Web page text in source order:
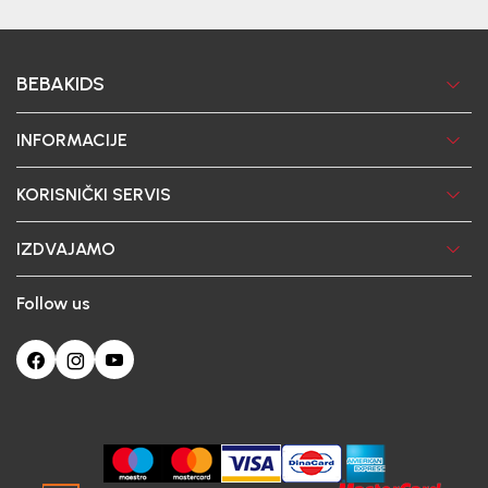
BEBAKIDS
INFORMACIJE
KORISNIČKI SERVIS
IZDVAJAMO
Follow us